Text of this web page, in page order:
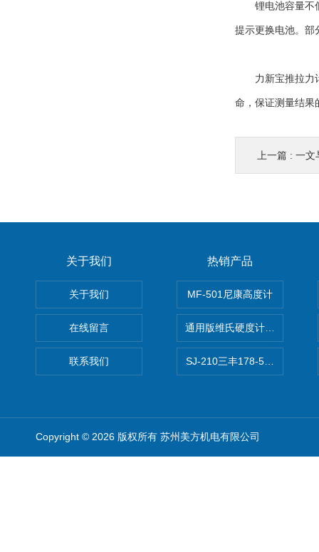
锂电池容量不低
提示更换电池。部
力新宝推拉力计
命，保证测量结果
上一篇 : 一文
关于我们
关于我们
在线留言
联系我们
热销产品
MF-501尼康高度计
通用版维氏硬度计软件 自动
SJ-210三丰178-560-11DC粗
Copyright © 2026 版权所有 苏州美方机电有限公司